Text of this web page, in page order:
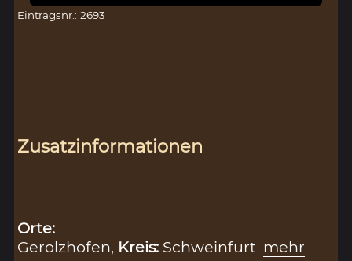
Eintragsnr.: 2693
Zusatzinformationen
Orte:
Gerolzhofen, Kreis: Schweinfurt mehr